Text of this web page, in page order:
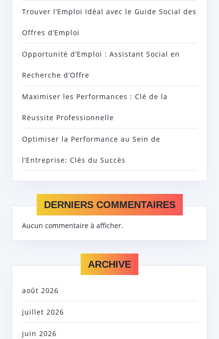
Trouver l’Emploi Idéal avec le Guide Social des
Offres d’Emploi
Opportunité d’Emploi : Assistant Social en
Recherche d’Offre
Maximiser les Performances : Clé de la
Réussite Professionnelle
Optimiser la Performance au Sein de
l’Entreprise: Clés du Succès
DERNIERS COMMENTAIRES
Aucun commentaire à afficher.
ARCHIVE
août 2026
juillet 2026
juin 2026